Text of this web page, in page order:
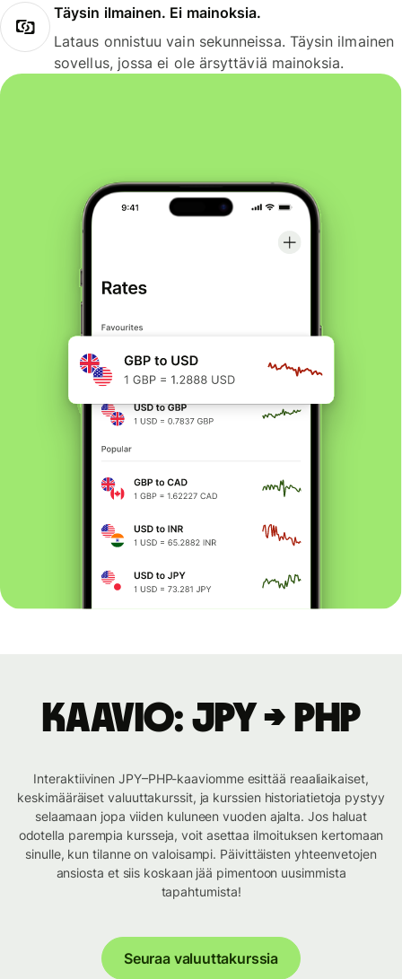
Täysin ilmainen. Ei mainoksia.
Lataus onnistuu vain sekunneissa. Täysin ilmainen
sovellus, jossa ei ole ärsyttäviä mainoksia.
Kaavio: JPY → PHP
Interaktiivinen JPY–PHP-kaaviomme esittää reaaliaikaiset,
keskimääräiset valuuttakurssit, ja kurssien historiatietoja pystyy
selaamaan jopa viiden kuluneen vuoden ajalta. Jos haluat
odotella parempia kursseja, voit asettaa ilmoituksen kertomaan
sinulle, kun tilanne on valoisampi. Päivittäisten yhteenvetojen
ansiosta et siis koskaan jää pimentoon uusimmista
tapahtumista!
Seuraa valuuttakurssia